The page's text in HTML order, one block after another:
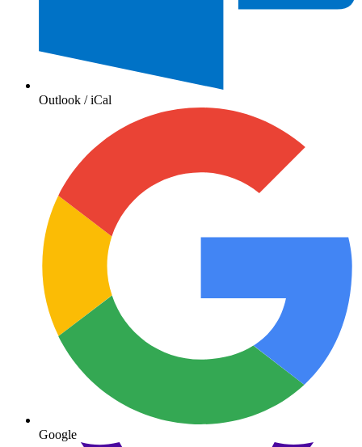
Outlook / iCal
Google